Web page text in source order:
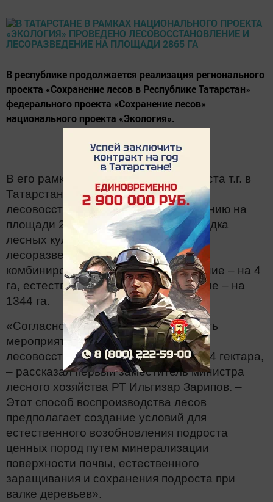
В республике продолжается реализация регионального
проекта «Сохранение лесов в Республике Татарстан»
федерального проекта «Сохранение лесов»
национального проекта «Экология».
В его рамках по состоянию на 8 августа т.г. в
Татарстане проведены работы по
лесовосстановлению и лесоразведению на
площади 2865,1 га. В том числе посадка
лесных культур – на 1412,5 га,
лесоразведение – на 104,6 га,
комбинированное лесовосстановление – на 4
га, естественное лесовосстановление – на
1344 га.
«Согласно плану, осталось выполнить
мероприятия по естественному
лесовосстановлению на площади 754 гектара,
– рассказал первый заместитель министра
лесного хозяйства РТ Ильгизар Зарипов. –
Этот способ воспроизводства лесов
предполагает создание условий для
естественного возобновления подроста
ценных пород путем минерализации
поверхности почвы, естественного
заращивания и сохранения подроста при
валке деревьев».